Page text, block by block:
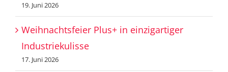
19. Juni 2026
Weihnachtsfeier Plus+ in einzigartiger
Industriekulisse
17. Juni 2026